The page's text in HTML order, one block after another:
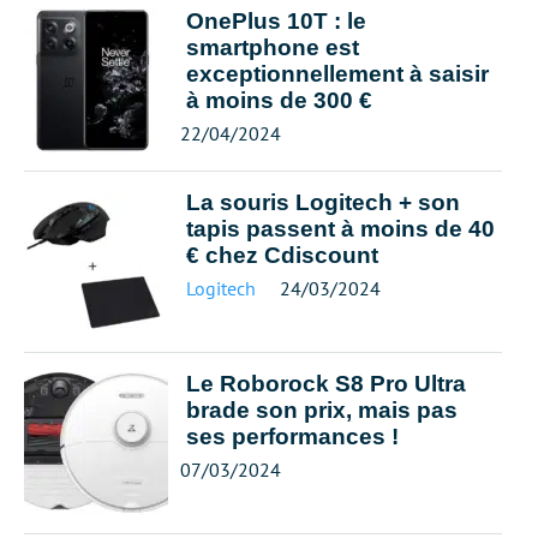
OnePlus 10T : le
smartphone est
exceptionnellement à saisir
à moins de 300 €
22/04/2024
La souris Logitech + son
tapis passent à moins de 40
€ chez Cdiscount
Logitech 24/03/2024
Le Roborock S8 Pro Ultra
brade son prix, mais pas
ses performances !
07/03/2024